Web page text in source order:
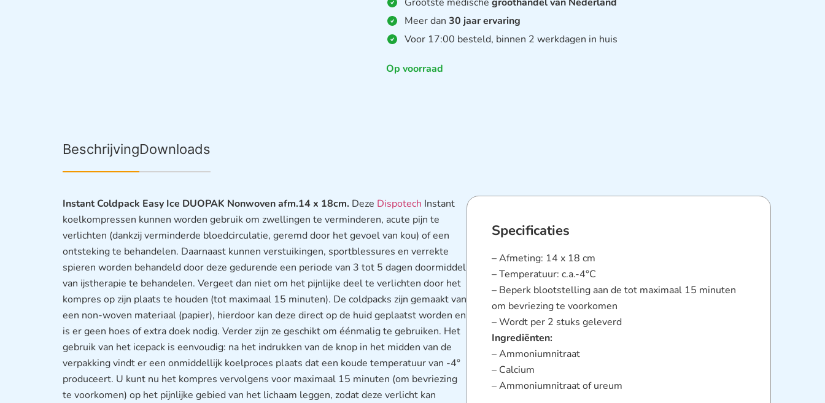
Meer dan30 jaar ervaring
Voor 17:00 besteld, binnen 2 werkdagen in huis
Op voorraad
BeschrijvingDownloads
Instant Coldpack Easy Ice DUOPAK Nonwoven afm.14 x 18cm. Deze Dispotech Instant
koelkompressen kunnen worden gebruik om zwellingen te verminderen, acute pijn te
verlichten (dankzij verminderde bloedcirculatie, geremd door het gevoel van kou) of een
ontsteking te behandelen. Daarnaast kunnen verstuikingen, sportblessures en verrekte
spieren worden behandeld door deze gedurende een periode van 3 tot 5 dagen doormiddel
van ijstherapie te behandelen. Vergeet dan niet om het pijnlijke deel te verlichten door het
kompres op zijn plaats te houden (tot maximaal 15 minuten). De coldpacks zijn gemaakt van
een non-woven materiaal (papier), hierdoor kan deze direct op de huid geplaatst worden en
is er geen hoes of extra doek nodig. Verder zijn ze geschikt om éénmalig te gebruiken. Het
gebruik van het icepack is eenvoudig: na het indrukken van de knop in het midden van de
verpakking vindt er een onmiddellijk koelproces plaats dat een koude temperatuur van -4°
produceert. U kunt nu het kompres vervolgens voor maximaal 15 minuten (om bevriezing
te voorkomen) op het pijnlijke gebied van het lichaam leggen, zodat deze verlicht kan
Specificaties
– Afmeting: 14 x 18 cm
– Temperatuur: c.a.-4°C
– Beperk blootstelling aan de tot maximaal 15 minuten
om bevriezing te voorkomen
– Wordt per 2 stuks geleverd
Ingrediënten:
– Ammoniumnitraat
– Calcium
– Ammoniumnitraat of ureum